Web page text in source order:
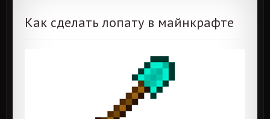
Как сделать лопату в майнкрафте